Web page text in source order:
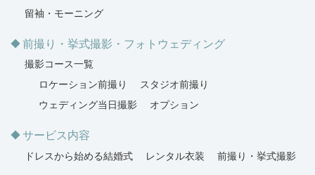
留袖・モーニング
前撮り・挙式撮影・フォトウェディング
撮影コース一覧
ロケーション前撮り
スタジオ前撮り
ウェディング当日撮影
オプション
サービス内容
ドレスから始める結婚式 レンタル衣装 前撮り・挙式撮影